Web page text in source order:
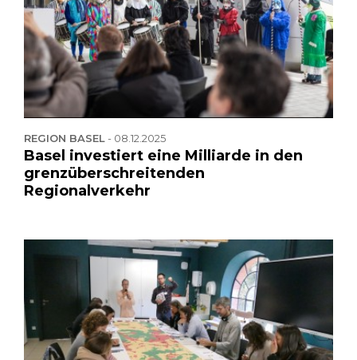
REGION BASEL- 08.12.2025
Basel investiert eine Milliarde in den
grenzüberschreitenden
Regionalverkehr